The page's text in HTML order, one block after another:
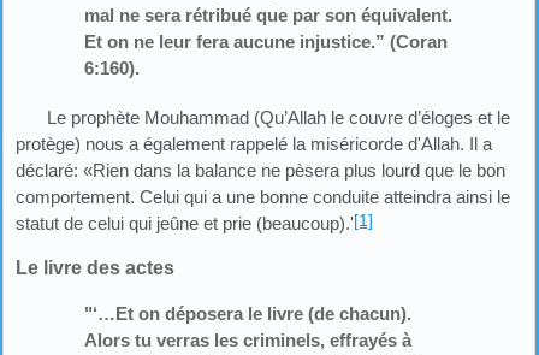
mal ne sera rétribué que par son équivalent.
Et on ne leur fera aucune injustice.” (Coran
6:160).
Le prophète Mouhammad (Qu’Allah le couvre d’éloges et le
protège) nous a également rappelé la miséricorde d'Allah. Il a
déclaré: «Rien dans la balance ne pèsera plus lourd que le bon
comportement. Celui qui a une bonne conduite atteindra ainsi le
statut de celui qui jeûne et prie (beaucoup).'[1]
Le livre des actes
"‘…Et on déposera le livre (de chacun).
Alors tu verras les criminels, effrayés à